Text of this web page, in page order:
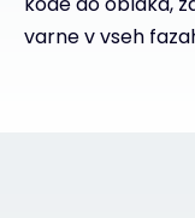
varne v vseh